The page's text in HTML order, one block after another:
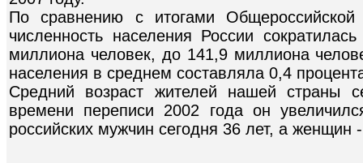
По сравнению с итогами
численность населения России
миллиона человек, до 141,9 миллиона
населения в среднем составляла 0,4
Средний возраст жителей нашей страны
времени переписи 2002 года он
российских мужчин сегодня 36 лет, а женщин